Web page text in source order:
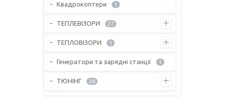
Квадрокоптери 1
ТЕПЛЕВІЗОРИ 27
ТЕПЛОВІЗОРИ 1
Генератори та зарядні станції 1
ТЮНІНГ 24